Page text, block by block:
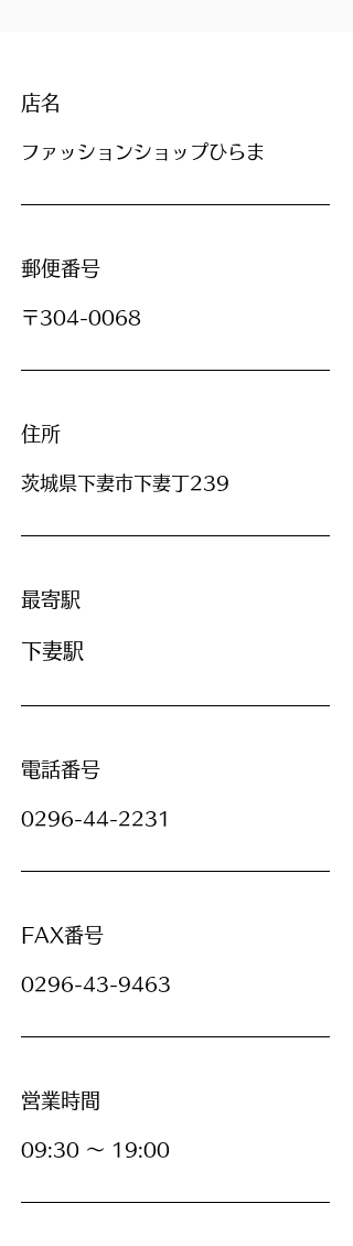
店名
ファッションショップひらま
郵便番号
〒304-0068
住所
茨城県下妻市下妻丁239
最寄駅
下妻駅
電話番号
0296-44-2231
FAX番号
0296-43-9463
営業時間
09:30 ～ 19:00